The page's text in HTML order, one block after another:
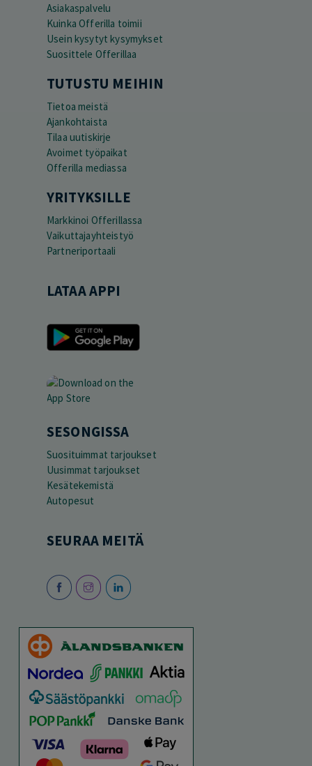
Asiakaspalvelu
Kuinka Offerilla toimii
Usein kysytyt kysymykset
Suosittele Offerillaa
TUTUSTU MEIHIN
Tietoa meistä
Ajankohtaista
Tilaa uutiskirje
Avoimet työpaikat
Offerilla mediassa
YRITYKSILLE
Markkinoi Offerillassa
Vaikuttajayhteistyö
Partneriportaali
LATAA APPI
SESONGISSA
Suosituimmat tarjoukset
Uusimmat tarjoukset
Kesätekemistä
Autopesut
SEURAA MEITÄ